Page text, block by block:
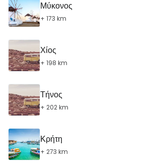
Μύκονος
+ 173 km
Χίος
+ 198 km
Τήνος
+ 202 km
Κρήτη
+ 273 km